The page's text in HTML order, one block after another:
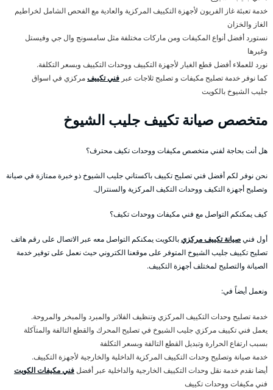
خدمة تعبئة غاز الفريون لأجهزة التكييف المركزية والعادية مع الفحص الشامل لخراطيم
الغاز والخزان
نستورد أفضل أنواع المكيفات ومن ماركات مختلفة مثل سامسونج وال جي وفيستل
وغيرها
نورد للعملاء أفضل قطع الغيار لأجهزة التكييف ووحدات التكييف وبسعر التكلفة.
كما نوفر خدمة تصليح مكيفات و تصليح ثلاجات عبر فني تكييفمركزي في اسواق
جليب الشيوخ بالكويت
متخصص صيانة تكييف جليب الشيوخ
هل أنت بحاجة لفني متخصص مكيفات ووحدات تكيف محترف؟
نحن نوفر لكم أفضل فني تصليح تكييف باكستاني جليب الشيوخ ذو خبرة ممتازة في صيانة
وتصليح أجهزة التكيف ووحدات التكيف المركزية والسنترال.
كيف يمكنكم التواصل مع فني مكيفات ووحدات تكيف؟
أول فنيصيانة تكييف مركزيبالكويت يمكنكم التواصل معه عبر الاتصال على رقم هاتف
تصليح تكييف جليب الشيوخ المتوفر على موقعنا الكتروني حيث نعمل على توفير خدمة
الصيانة والتصليح لمختلف أجهزة التكييف.
ونعمل أيضاً في:
خدمة تصليح وحدات التكييف المركزي وتنظيف الفلاتر والمبرد والمبخر والمروحة.
يعمل فني تكييف مركزي جليب الشيوخ في تصليح المحرك والقطع التالفة والمتآكلة
بسبب ارتفاع الحرارة وتبديل القطع التالفة وبسعر التكلفة
خدمة صيانة وتصليح وحدات التكييف المركزية الداخلية والخارجية لأجهزة التكييف.
أيضا نقدم خدمة نقل وحدات التكييف الخارجية والداخلية عبر أفضلفني مكيفات الكويت
فني مكيفات ووحدات تكييف